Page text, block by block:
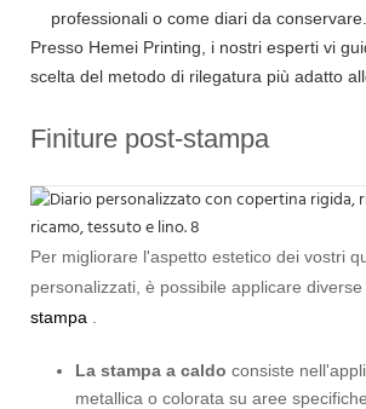
professionali o come diari da conservare.
Presso Hemei Printing, i nostri esperti vi
scelta del metodo di rilegatura più adatto
Finiture post-stampa
Per migliorare l'aspetto estetico dei vostri
personalizzati, è possibile applicare diverse
stampa
La stampa a caldo consiste
metallica o colorata su aree